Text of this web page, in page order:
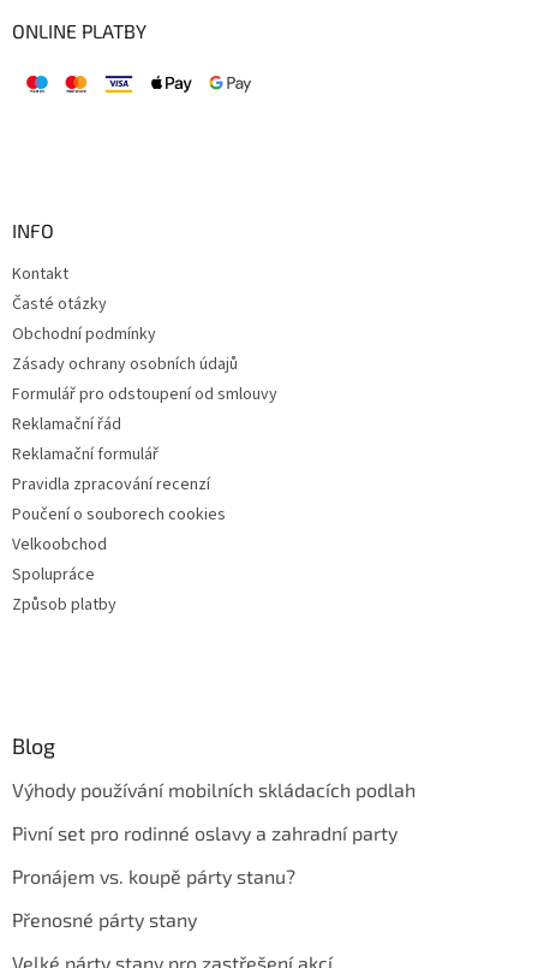
ONLINE PLATBY
INFO
Kontakt
Časté otázky
Obchodní podmínky
Zásady ochrany osobních údajů
Formulář pro odstoupení od smlouvy
Reklamační řád
Reklamační formulář
Pravidla zpracování recenzí
Poučení o souborech cookies
Velkoobchod
Spolupráce
Způsob platby
Blog
Výhody používání mobilních skládacích podlah
Pivní set pro rodinné oslavy a zahradní party
Pronájem vs. koupě párty stanu?
Přenosné párty stany
Velké párty stany pro zastřešení akcí